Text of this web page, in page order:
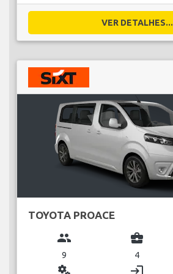
VER DETALHES...
TOYOTA PROACE
group
9
business_center
4
miscellaneous_services login